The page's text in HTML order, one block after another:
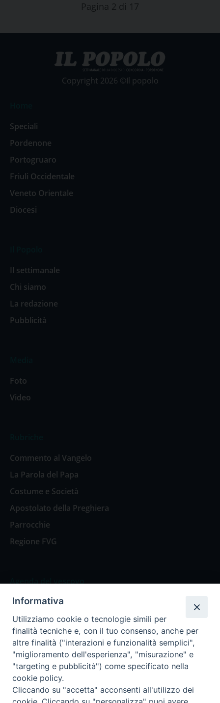
Pagina 2 di 17
Copyright 2026 ©Il popolo
Speciali
Pordenone
Portogruaro
Friuli Occidentale
Veneto Orientale
Diocesi
Il settimanale
Chi siamo
La redazione
Pubblicità
Foto
Video
Commento al Vangelo
La Parola del Papa
Costume e Società
Apostolato della Preghiera
Parrocchie
Regione FVG
Agenda del vescovo
Agenda del vescovo
Privacy Policy Trasparenza
Termini e Condizioni
Informativa
Utilizziamo cookie o tecnologie simili per
finalità tecniche e, con il tuo consenso, anche per
altre finalità ("interazioni e funzionalità semplici",
"miglioramento dell'esperienza", "misurazione" e
"targeting e pubblicità") come specificato nella
cookie policy.
Cliccando su "accetta" acconsenti all'utilizzo dei